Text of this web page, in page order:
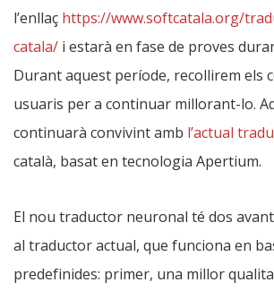
l’enllaç https://www.softcatala.org/
catala/ i estarà en fase de proves
Durant aquest període, recollirem els
usuaris per a continuar millorant-lo.
continuarà convivint amb l’actual
català, basat en tecnologia Apertium.
El nou traductor neuronal té dos
al traductor actual, que funciona en
predefinides: primer, una millor